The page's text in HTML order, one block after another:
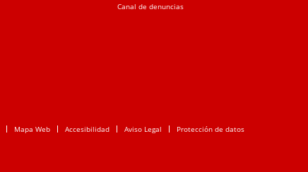
Canal de denuncias
Mapa Web Accesibilidad Aviso Legal Protección de datos